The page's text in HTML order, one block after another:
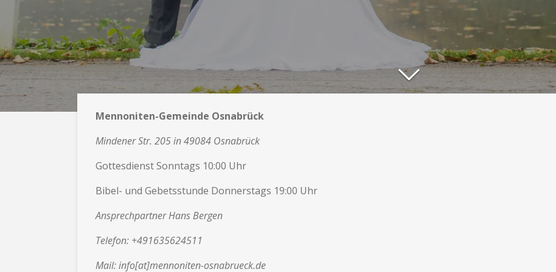
Mennoniten-Gemeinde Osnabrück
Mindener Str. 205 in 49084 Osnabrück
Gottesdienst Sonntags 10:00 Uhr
Bibel- und Gebetsstunde Donnerstags 19:00 Uhr
Ansprechpartner Hans Bergen
Telefon: +491635624511
Mail: info[at]mennoniten-osnabrueck.de